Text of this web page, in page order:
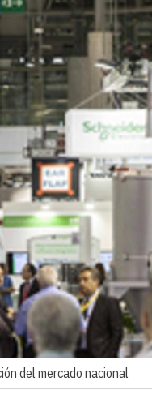
del mercado nacional